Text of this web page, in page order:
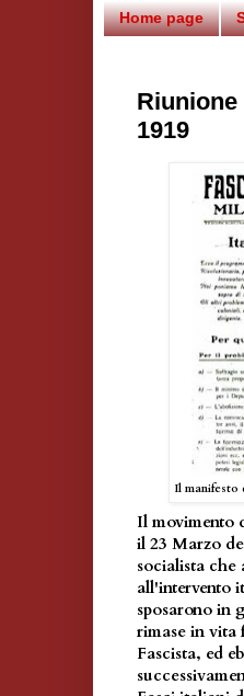
Home page
Riunione
1919
Il manifesto
Il movimento
il 23 Marzo
socialista
all'intervento
sposarono in
rimase in vita
Fascista, ed